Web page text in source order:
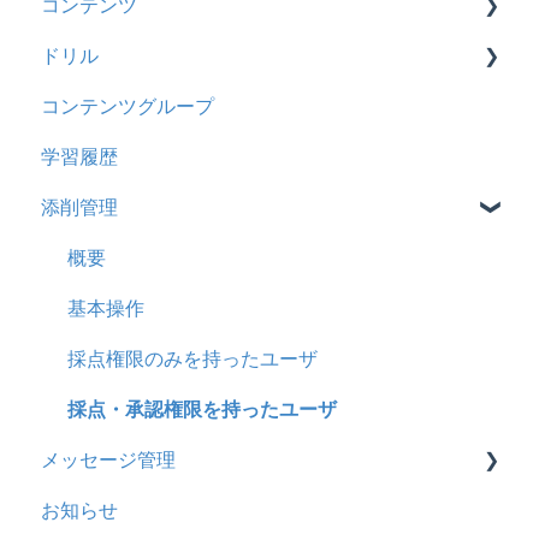
履歴
コンテンツ
CSV
ドキュメント
ビデオ
ドリル
メール
メッセージ
お知らせ
多言語変換
2024年12月アップデート
2024年8月アップデート
2024年5月アップデート
2023年12月アップデート
2023年11月アップデート
2023年8月アップデート
2023年4月アップデート
新レイアウト
旧レイアウト
コース詳細設定の参考
ストレスチェック
CSVについて
ビデオ
ドキュメント
多言語表示
リンク
ドリル
概要
問題について
ドリルについて
【問題・ドリル】の参考
ドリルスキンについて
問題属性
コンテンツグループ
学習履歴
添削管理
概要
基本操作
採点権限のみを持ったユーザ
採点・承認権限を持ったユーザ
メッセージ管理
基本操作
お知らせ